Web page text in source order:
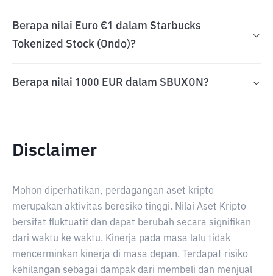
Berapa nilai Euro €1 dalam Starbucks
Tokenized Stock (Ondo)?
Berapa nilai 1000 EUR dalam SBUXON?
Disclaimer
Mohon diperhatikan, perdagangan aset kripto
merupakan aktivitas beresiko tinggi. Nilai Aset Kripto
bersifat fluktuatif dan dapat berubah secara signifikan
dari waktu ke waktu. Kinerja pada masa lalu tidak
mencerminkan kinerja di masa depan. Terdapat risiko
kehilangan sebagai dampak dari membeli dan menjual